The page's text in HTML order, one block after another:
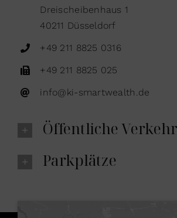
Dreischeibenhaus 1
40211 Düsseldorf
+49 211 8825 0316
+49 211 8825 025
info@ki-smartwealth.de
Öffentliche
Parkplätze